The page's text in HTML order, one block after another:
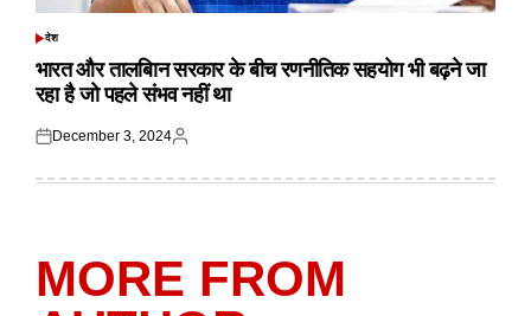
POSTED
देश
भारत और तालबिान सरकार के बीच रणनीतिक सहयोग भी बढ़ने जा
रहा है जो पहले संभव नहीं था
Posted
December 3, 2024
Posted
MORE FROM